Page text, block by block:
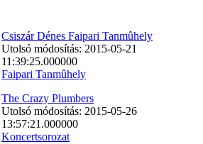
Csiszár Dénes Faipari Tanmûhely
Utolsó módosítás: 2015-05-21
11:39:25.000000
Faipari Tanmûhely
The Crazy Plumbers
Utolsó módosítás: 2015-05-26
13:57:21.000000
Koncertsorozat